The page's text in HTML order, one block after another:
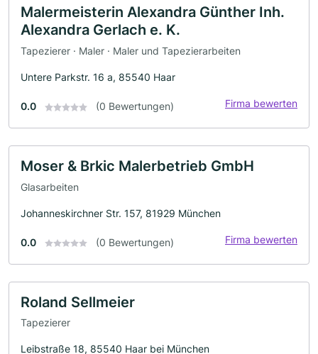
Malermeisterin Alexandra Günther Inh.
Alexandra Gerlach e. K.
Tapezierer · Maler · Maler und Tapezierarbeiten
Untere Parkstr. 16 a, 85540 Haar
0.0 (0 Bewertungen) Firma bewerten
Moser & Brkic Malerbetrieb GmbH
Glasarbeiten
Johanneskirchner Str. 157, 81929 München
0.0 (0 Bewertungen) Firma bewerten
Roland Sellmeier
Tapezierer
Leibstraße 18, 85540 Haar bei München